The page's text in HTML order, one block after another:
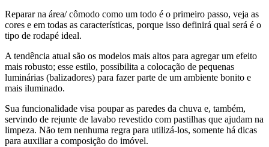
Reparar na área/ cômodo como um todo é o primeiro passo, veja as
cores e em todas as características, porque isso definirá qual será é o
tipo de rodapé ideal.
A tendência atual são os modelos mais altos para agregar um efeito
mais robusto; esse estilo, possibilita a colocação de pequenas
luminárias (balizadores) para fazer parte de um ambiente bonito e
mais iluminado.
Sua funcionalidade visa poupar as paredes da chuva e, também,
servindo de rejunte de lavabo revestido com pastilhas que ajudam na
limpeza. Não tem nenhuma regra para utilizá-los, somente há dicas
para auxiliar a composição do imóvel.